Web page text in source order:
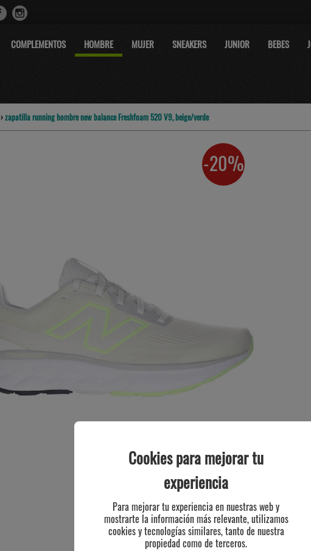
COMPLEMENTOS HOMBRE MUJER SNEAKERS JUNIOR BEBES
›zapatilla running hombre new balance Freshfoam 520 V9, beige/verde
-20%
Cookies para mejorar tu
experiencia
Para mejorar tu experiencia en nuestras web y
mostrarte la información más relevante, utilizamos
cookies y tecnologías similares, tanto de nuestra
propiedad como de terceros.